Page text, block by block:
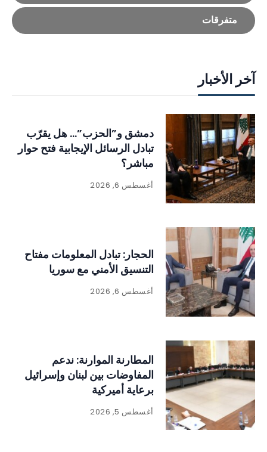
متفرقات
آخر الأخبار
دمشق و”الحزب”… هل يقرّب
تبادل الرسائل الإيجابية فتح حوار
مباشر؟
أغسطس 6, 2026
الحجار: تبادل المعلومات مفتاح
التنسيق الأمني مع سوريا
أغسطس 6, 2026
المطارنة الموارنة: ندعم
المفاوضات بين لبنان وإسرائيل
برعاية أميركية
أغسطس 5, 2026